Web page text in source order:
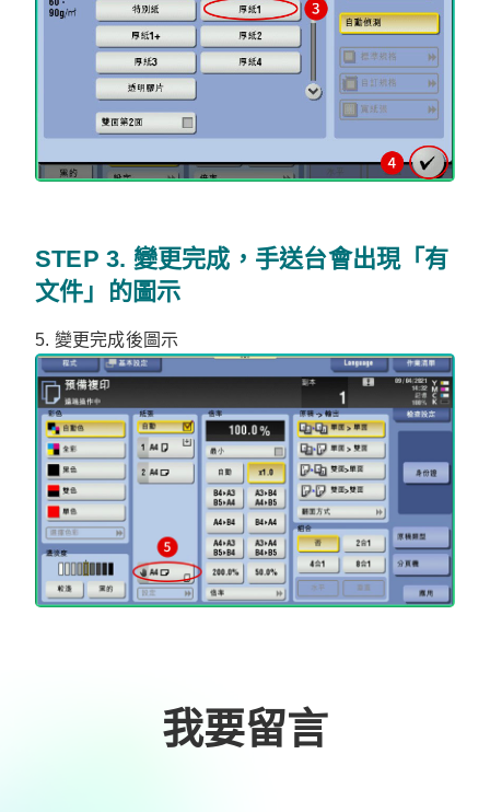
STEP 3. 變更完成，手送台會出現「有
文件」的圖示
5. 變更完成後圖示
我要留言